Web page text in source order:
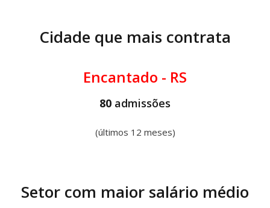
Cidade que mais contrata
Encantado - RS
80 admissões
(últimos 12 meses)
Setor com maior salário médio